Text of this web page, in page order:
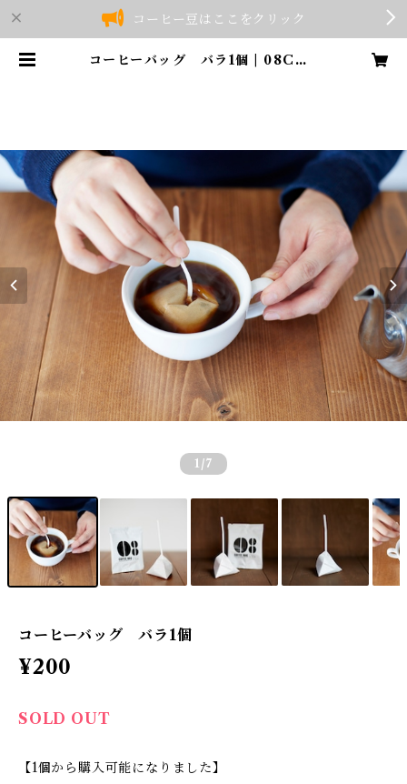
コーヒー豆はここをクリック
コーヒーバッグ バラ1個 | 08COF
1 /7
コーヒーバッグ バラ1個
¥200
SOLD OUT
【1個から購入可能になりました】